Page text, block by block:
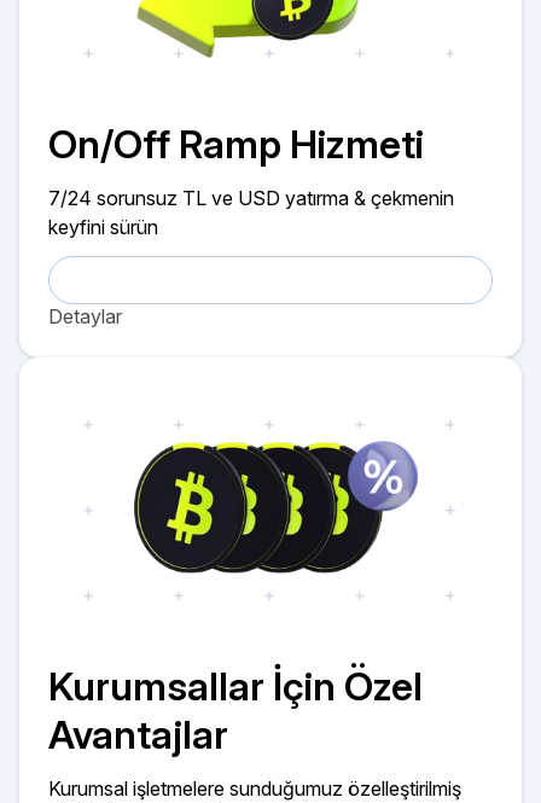
On/Off Ramp Hizmeti
7/24 sorunsuz TL ve USD yatırma & çekmenin
keyfini sürün
Detaylar
Kurumsallar İçin Özel
Avantajlar
Kurumsal işletmelere sunduğumuz özelleştirilmiş